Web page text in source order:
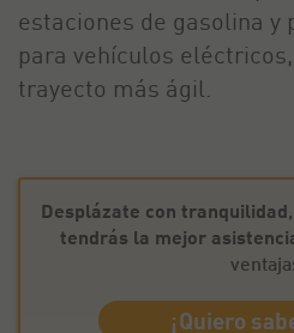
estaciones de gasolina y
para vehículos
trayecto más ágil.
Desplázate con tranquilidad
tendrás la mejor
¡Quiero